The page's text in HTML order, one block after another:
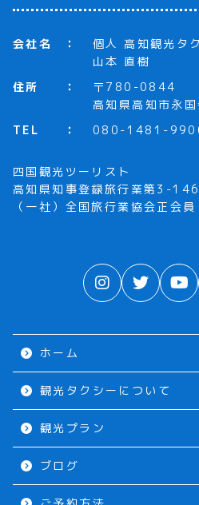
会社名
個人 高知観光タ
山本 直樹
住所
〒780-0844
高知県高知市永
TEL
080-1481-
四国観光ツーリスト
高知県知事登録旅行業第3-
（一社）全国旅行業協会正会員
ホーム
観光タクシーについて
観光プラン
ブログ